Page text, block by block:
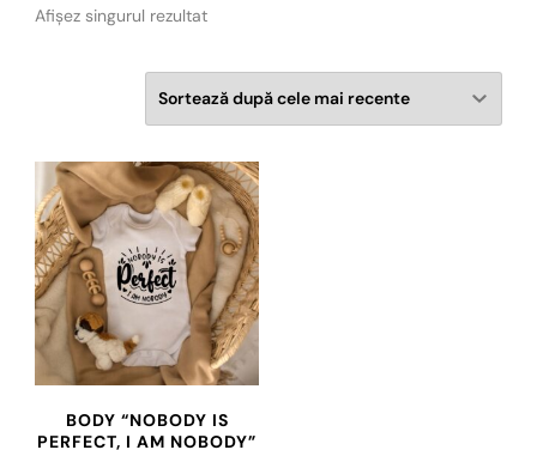
Afișez singurul rezultat
BODY “NOBODY IS
PERFECT, I AM NOBODY”